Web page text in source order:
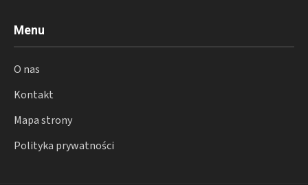
Menu
O nas
Kontakt
Mapa strony
Polityka prywatności